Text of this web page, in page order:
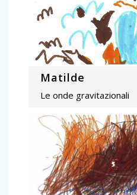
Matilde
Le onde gravitazionali